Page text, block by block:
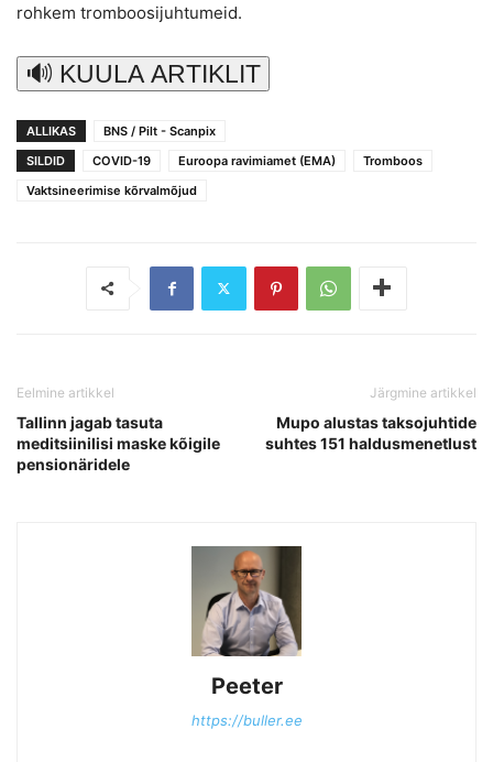
rohkem tromboosijuhtumeid.
🔊 KUULA ARTIKLIT
ALLIKAS
BNS / Pilt - Scanpix
SILDID
COVID-19 Euroopa ravimiamet (EMA)
Tromboos
Vaktsineerimise kõrvalmõjud
Eelmine artikkel
Tallinn jagab tasuta
meditsiinilisi maske kõigile
pensionäridele
Järgmine artikkel
Mupo alustas taksojuhtide
suhtes 151 haldusmenetlust
Peeter
https://buller.ee